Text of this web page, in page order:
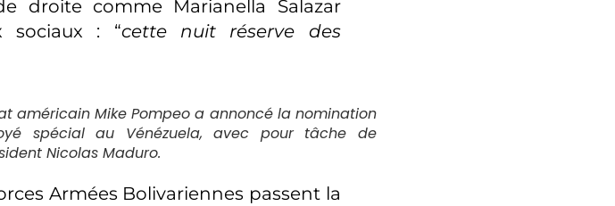
droite comme Marianella Salazar
sociaux : “cette nuit réserve des
américain Mike Pompeo a annoncé la nomination
spécial au Vénézuela, avec pour tâche de
Nicolas Maduro.
Armées Bolivariennes passent la